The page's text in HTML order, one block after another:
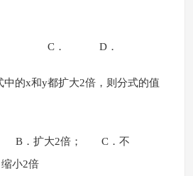
C． D．
中的x和y都扩大2倍，则分式的值
B．扩大2倍； C．不
2倍